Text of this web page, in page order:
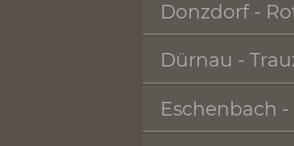
Donzdorf -